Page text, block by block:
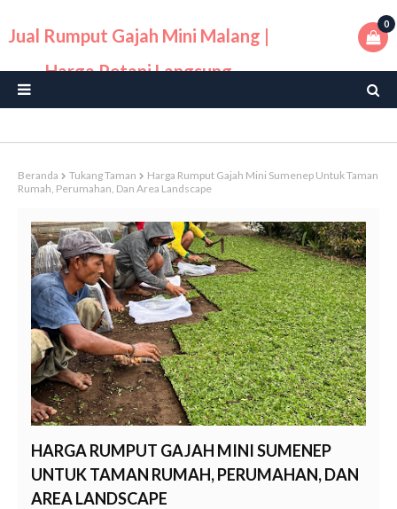
Jual Rumput Gajah Mini Malang |
Harga Petani Langsung
0
Beranda Tukang Taman
Harga Rumput Gajah Mini Sumenep Untuk Taman
Rumah, Perumahan, Dan Area Landscape
HARGA RUMPUT GAJAH MINI SUMENEP
UNTUK TAMAN RUMAH, PERUMAHAN, DAN
AREA LANDSCAPE